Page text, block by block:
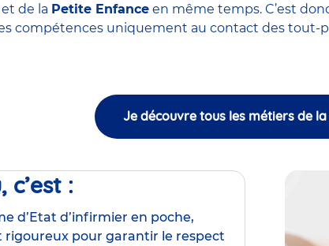
et de la Petite Enfance en même temps. C’est
compétences uniquement au contact des tout-
Je découvre tous les métiers de
c’est :
d’Etat d’infirmier en poche,
rigoureux pour garantir le respect